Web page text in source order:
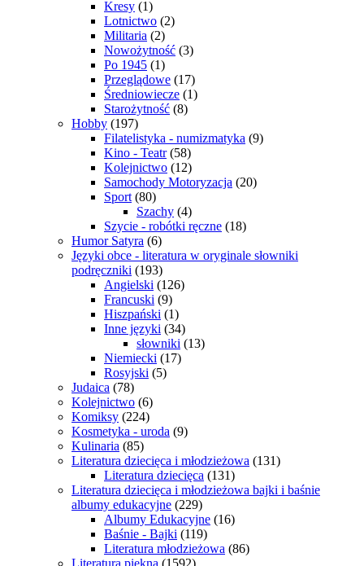
Kresy (1)
Lotnictwo (2)
Militaria (2)
Nowożytność (3)
Po 1945 (1)
Przeglądowe (17)
Średniowiecze (1)
Starożytność (8)
Hobby (197)
Filatelistyka - numizmatyka (9)
Kino - Teatr (58)
Kolejnictwo (12)
Samochody Motoryzacja (20)
Sport (80)
Szachy (4)
Szycie - robótki ręczne (18)
Humor Satyra (6)
Języki obce - literatura w oryginale słowniki
podręczniki (193)
Angielski (126)
Francuski (9)
Hiszpański (1)
Inne języki (34)
słowniki (13)
Niemiecki (17)
Rosyjski (5)
Judaica (78)
Kolejnictwo (6)
Komiksy (224)
Kosmetyka - uroda (9)
Kulinaria (85)
Literatura dziecięca i młodzieżowa (131)
Literatura dziecięca (131)
Literatura dziecięca i młodzieżowa bajki i baśnie
albumy edukacyjne (229)
Albumy Edukacyjne (16)
Baśnie - Bajki (119)
Literatura młodzieżowa (86)
Literatura piękna (1592)